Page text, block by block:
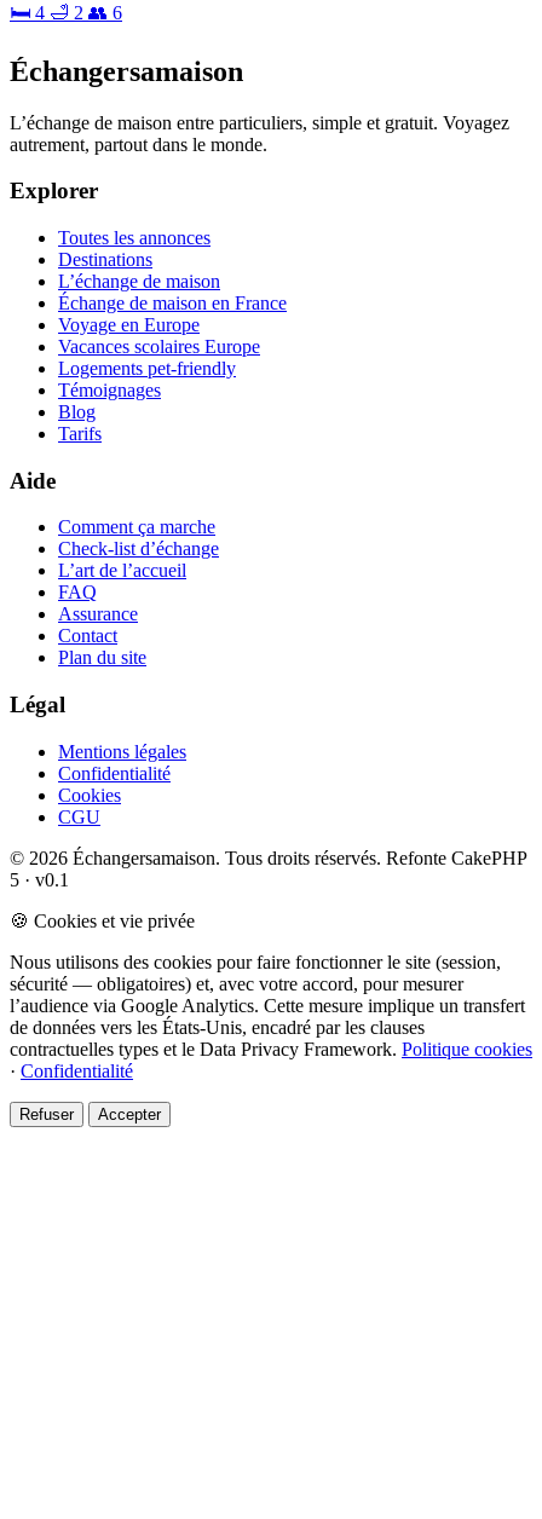
🛏 4 🛁 2 👥 6
Échangersamaison
L’échange de maison entre particuliers, simple et gratuit. Voyagez
autrement, partout dans le monde.
Explorer
Toutes les annonces
Destinations
L’échange de maison
Échange de maison en France
Voyage en Europe
Vacances scolaires Europe
Logements pet-friendly
Témoignages
Blog
Tarifs
Aide
Comment ça marche
Check-list d’échange
L’art de l’accueil
FAQ
Assurance
Contact
Plan du site
Légal
Mentions légales
Confidentialité
Cookies
CGU
© 2026 Échangersamaison. Tous droits réservés. Refonte CakePHP
5 · v0.1
🍪 Cookies et vie privée
Nous utilisons des cookies pour faire fonctionner le site (session,
sécurité — obligatoires) et, avec votre accord, pour mesurer
l’audience via Google Analytics. Cette mesure implique un transfert
de données vers les États-Unis, encadré par les clauses
contractuelles types et le Data Privacy Framework. Politique cookies
· Confidentialité
Refuser Accepter